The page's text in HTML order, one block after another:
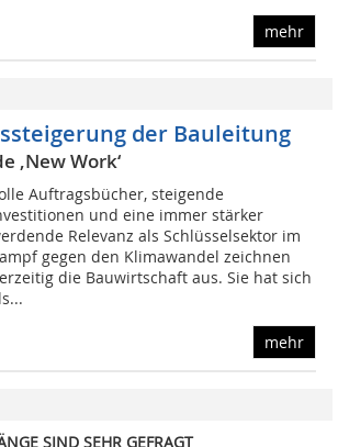
mehr
der Bauleitung
‚New Work‘
Auftragsbücher, steigende
und eine immer stärker
Relevanz als Schlüsselsektor im
gegen den Klimawandel zeichnen
die Bauwirtschaft aus. Sie hat sich
mehr
SIND SEHR GEFRAGT